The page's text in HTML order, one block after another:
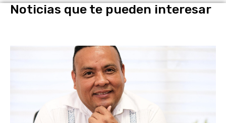
Noticias que te pueden interesar